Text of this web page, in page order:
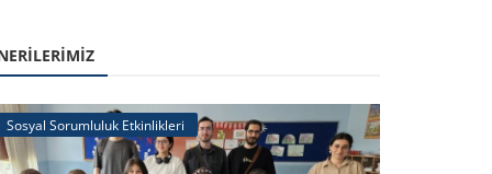
Sosyal Sorumluluk Etkinlikleri